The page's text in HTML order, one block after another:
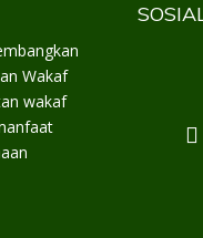
Wakaf
wakaf